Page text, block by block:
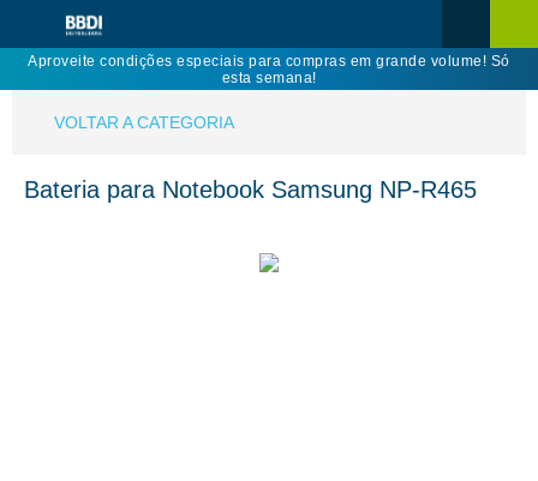
Aproveite condições especiais para compras em grande volume! Só
esta semana!
VOLTAR A CATEGORIA
Bateria para Notebook Samsung NP-R465